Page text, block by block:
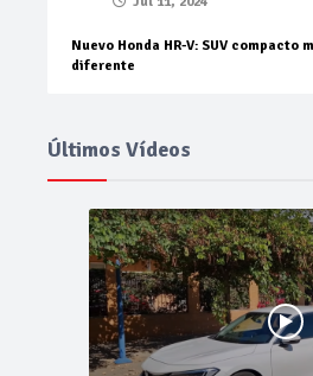
Nuevo Honda HR-V: SUV compacto
diferente
Últimos Vídeos